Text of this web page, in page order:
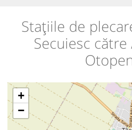
Stațiile de
Secuiesc
+
−